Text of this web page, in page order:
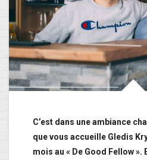
C’est dans une ambiance
que vous accueille Gledis
mois au « De Good Fellow